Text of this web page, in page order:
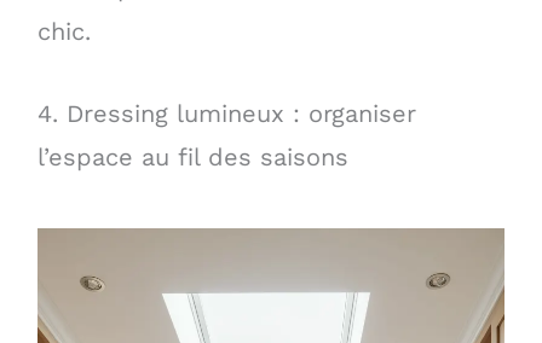
chic.
4. Dressing lumineux : organiser
l’espace au fil des saisons